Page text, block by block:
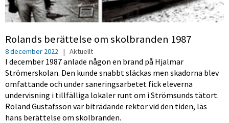
Rolands berättelse om skolbranden 1987
8 december 2022 | Aktuellt
I december 1987 anlade någon en brand på Hjalmar
Strömerskolan. Den kunde snabbt släckas men skadorna blev
omfattande och under saneringsarbetet fick eleverna
undervisning i tillfälliga lokaler runt om i Strömsunds tätort.
Roland Gustafsson var biträdande rektor vid den tiden, läs
hans berättelse om skolbranden.